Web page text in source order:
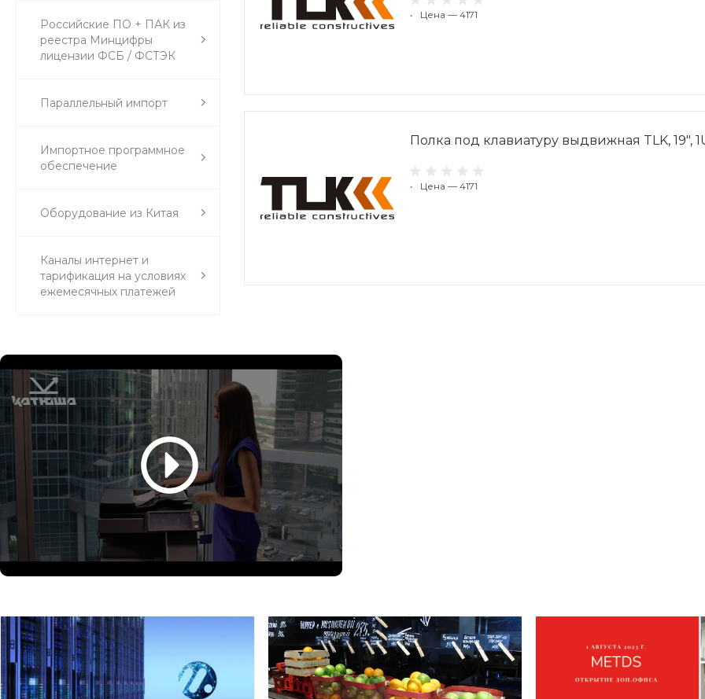
Российские ПО + ПАК из
реестра Минцифры
лицензии ФСБ / ФСТЭК
Параллельный импорт
Импортное программное
обеспечение
Оборудование из Китая
Каналы интернет и
тарификация на условиях
ежемесячных платежей
• Цена — 4171
Полка под клавиатуру выдвижная TLK, 19",
• Цена — 4171